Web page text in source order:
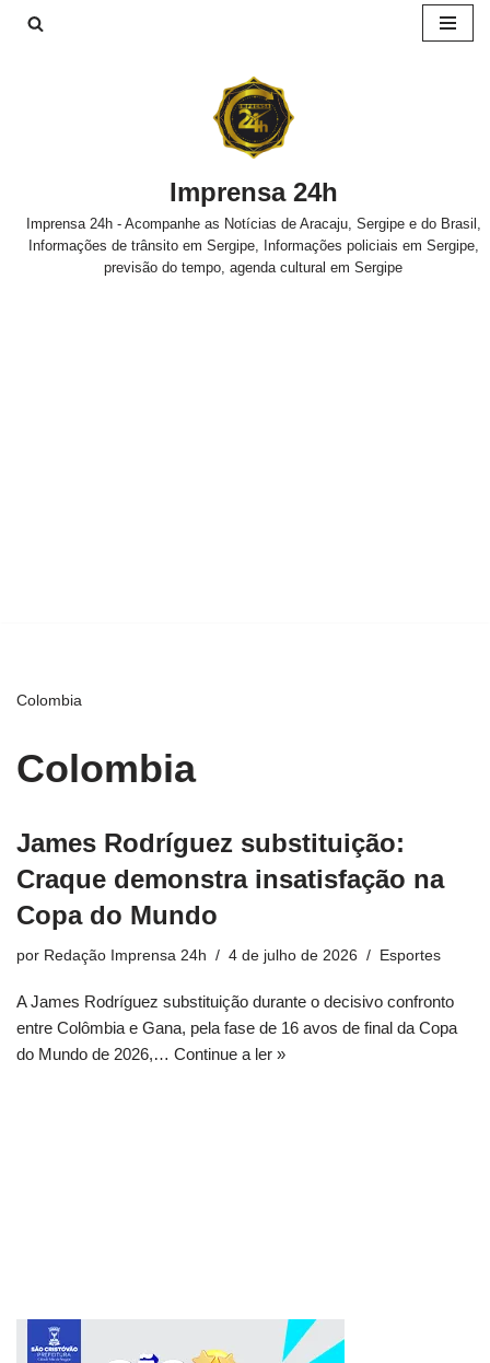
Imprensa 24h
Imprensa 24h - Acompanhe as Notícias de Aracaju, Sergipe e do Brasil,
Informações de trânsito em Sergipe, Informações policiais em Sergipe,
previsão do tempo, agenda cultural em Sergipe
Colombia
Colombia
James Rodríguez substituição:
Craque demonstra insatisfação na
Copa do Mundo
por Redação Imprensa 24h 4 de julho de 2026 Esportes
A James Rodríguez substituição durante o decisivo confronto
entre Colômbia e Gana, pela fase de 16 avos de final da Copa
do Mundo de 2026,… Continue a ler »